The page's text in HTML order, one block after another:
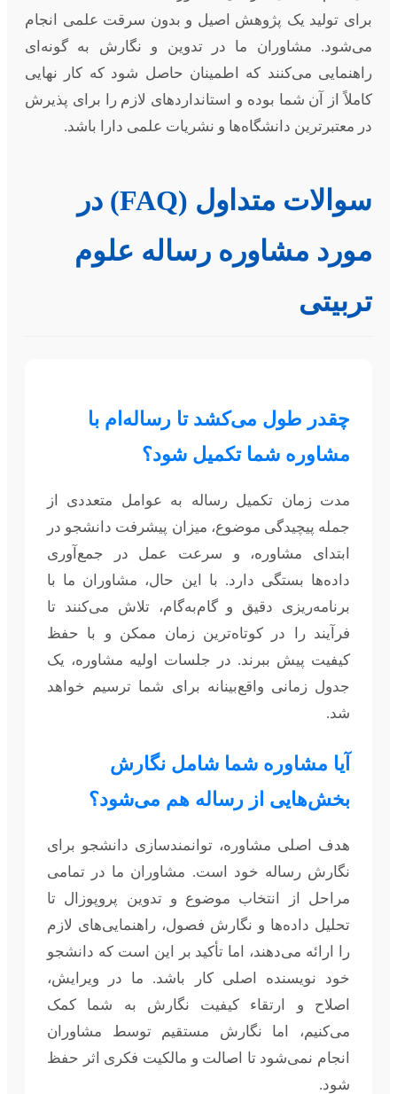
برای تولید یک پژوهش اصیل و بدون سرقت علمی انجام
می‌شود. مشاوران ما در تدوین و نگارش به گونه‌ای
راهنمایی می‌کنند که اطمینان حاصل شود که کار نهایی
کاملاً از آن شما بوده و استانداردهای لازم را برای پذیرش
در معتبرترین دانشگاه‌ها و نشریات علمی دارا باشد.
سوالات متداول (FAQ) در
مورد مشاوره رساله علوم
تربیتی
چقدر طول می‌کشد تا رساله‌ام با
مشاوره شما تکمیل شود؟
مدت زمان تکمیل رساله به عوامل متعددی از
جمله پیچیدگی موضوع، میزان پیشرفت دانشجو در
ابتدای مشاوره، و سرعت عمل در جمع‌آوری
داده‌ها بستگی دارد. با این حال، مشاوران ما با
برنامه‌ریزی دقیق و گام‌به‌گام، تلاش می‌کنند تا
فرآیند را در کوتاه‌ترین زمان ممکن و با حفظ
کیفیت پیش ببرند. در جلسات اولیه مشاوره، یک
جدول زمانی واقع‌بینانه برای شما ترسیم خواهد
شد.
آیا مشاوره شما شامل نگارش
بخش‌هایی از رساله هم می‌شود؟
هدف اصلی مشاوره، توانمندسازی دانشجو برای
نگارش رساله خود است. مشاوران ما در تمامی
مراحل از انتخاب موضوع و تدوین پروپوزال تا
تحلیل داده‌ها و نگارش فصول، راهنمایی‌های لازم
را ارائه می‌دهند، اما تأکید بر این است که دانشجو
خود نویسنده اصلی کار باشد. ما در ویرایش،
اصلاح و ارتقاء کیفیت نگارش به شما کمک
می‌کنیم، اما نگارش مستقیم توسط مشاوران
انجام نمی‌شود تا اصالت و مالکیت فکری اثر حفظ
شود.